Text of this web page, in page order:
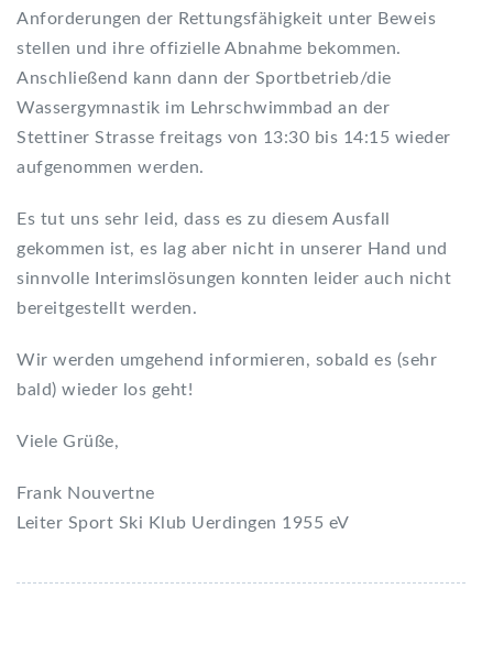
Anforderungen der Rettungsfähigkeit unter Beweis
stellen und ihre offizielle Abnahme bekommen.
Anschließend kann dann der Sportbetrieb/die
Wassergymnastik im Lehrschwimmbad an der
Stettiner Strasse freitags von 13:30 bis 14:15 wieder
aufgenommen werden.
Es tut uns sehr leid, dass es zu diesem Ausfall
gekommen ist, es lag aber nicht in unserer Hand und
sinnvolle Interimslösungen konnten leider auch nicht
bereitgestellt werden.
Wir werden umgehend informieren, sobald es (sehr
bald) wieder los geht!
Viele Grüße,
Frank Nouvertne
Leiter Sport Ski Klub Uerdingen 1955 eV